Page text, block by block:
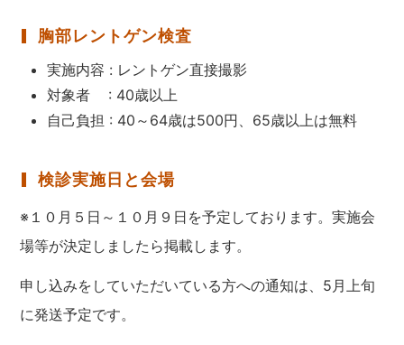
胸部レントゲン検査
実施内容 : レントゲン直接撮影
対象者 : 40歳以上
自己負担 : 40～64歳は500円、65歳以上は無料
検診実施日と会場
※１０月５日～１０月９日を予定しております。実施会
場等が決定しましたら掲載します。
申し込みをしていただいている方への通知は、5月上旬
に発送予定です。